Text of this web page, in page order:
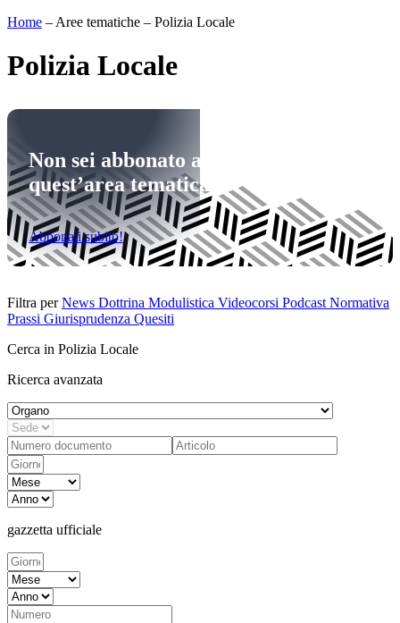
Home – Aree tematiche – Polizia Locale
Polizia Locale
Non sei abbonato a
quest’area tematica
Abbonati subito!
Filtra per News Dottrina Modulistica Videocorsi Podcast Normativa
Prassi Giurisprudenza Quesiti
Cerca in Polizia Locale
Ricerca avanzata
gazzetta ufficiale